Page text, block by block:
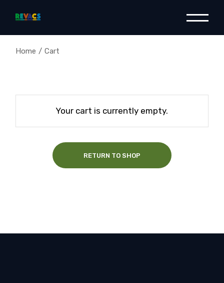
Home Cart
Your cart is currently empty.
RETURN TO SHOP